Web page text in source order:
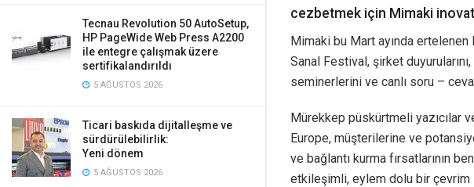
Tecnau Revolution 50 AutoSetup,
HP PageWide Web Press A2200
ile entegre çalışmak üzere
sertifikalandırıldı
5 AĞUSTOS 2026
Ticari baskıda dijitalleşme ve
sürdürülebilirlik:
Yeni dönem
5 AĞUSTOS 2026
cezbetmek için Mimaki
Mimaki bu Mart ayında ertelenen
Sanal Festival, şirket
seminerlerini ve canlı soru –
Mürekkep püskürtmeli
Europe, müşterilerine ve
ve bağlantı kurma fırsatlarının
etkileşimli, eylem dolu bir çevrim